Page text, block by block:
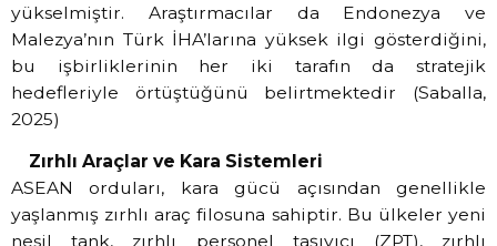
yükselmiştir. Araştırmacılar da Endonezya ve
Malezya’nın Türk İHA’larına yüksek ilgi gösterdiğini,
bu işbirliklerinin her iki tarafın da stratejik
hedefleriyle örtüştüğünü belirtmektedir (Saballa,
2025)
Zırhlı Araçlar ve Kara Sistemleri
ASEAN orduları, kara gücü açısından genellikle
yaşlanmış zırhlı araç filosuna sahiptir. Bu ülkeler yeni
nesil tank, zırhlı personel taşıyıcı (ZPT), zırhlı